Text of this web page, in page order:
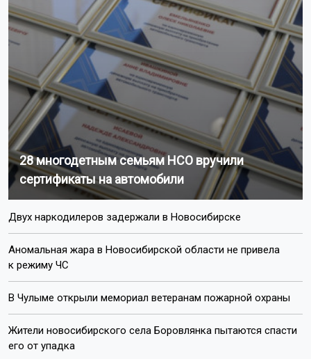
28 многодетным семьям НСО вручили
сертификаты на автомобили
Двух наркодилеров задержали в Новосибирске
Аномальная жара в Новосибирской области не привела
к режиму ЧС
В Чулыме открыли мемориал ветеранам пожарной охраны
Жители новосибирского села Боровлянка пытаются спасти
его от упадка